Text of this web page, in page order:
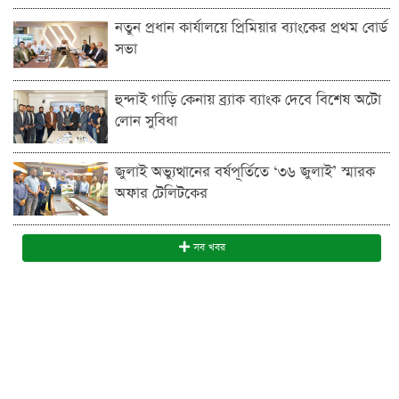
নতুন প্রধান কার্যালয়ে প্রিমিয়ার ব্যাংকের প্রথম বোর্ড
সভা
হুন্দাই গাড়ি কেনায় ব্র্যাক ব্যাংক দেবে বিশেষ অটো
লোন সুবিধা
জুলাই অভ্যুত্থানের বর্ষপূর্তিতে ‘৩৬ জুলাই’ স্মারক
অফার টেলিটকের
সব খবর